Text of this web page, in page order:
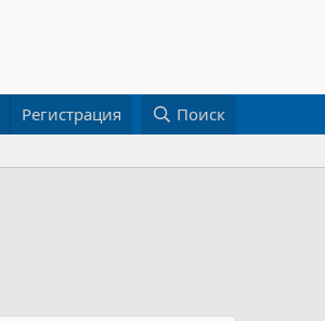
Регистрация Поиск